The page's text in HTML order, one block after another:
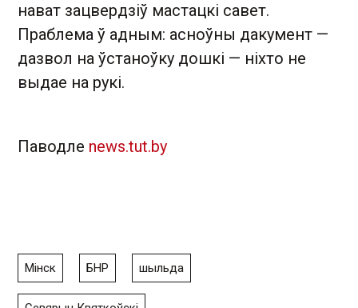
нават зацвердзіў мастацкі савет.
Праблема ў адным: асноўны дакумент —
дазвол на ўстаноўку дошкі — ніхто не
выдае на рукі.
Паводле news.tut.by
Мінск БНР шыльда